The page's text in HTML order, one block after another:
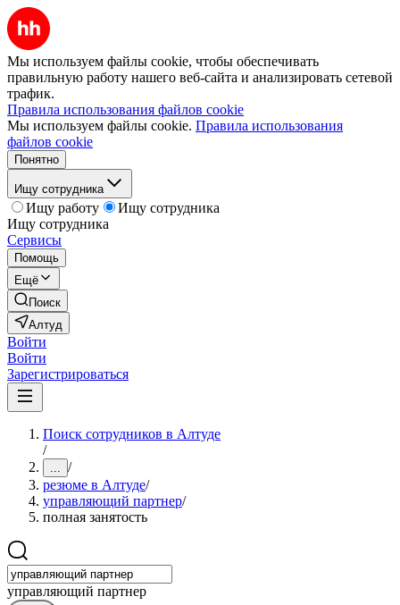
Мы используем файлы cookie, чтобы обеспечивать
правильную работу нашего веб-сайта и анализировать сетевой
трафик.
Правила использования файлов cookie
Мы используем файлы cookie. Правила использования
файлов cookie
Понятно
Ищу сотрудника
Ищу работу
Ищу сотрудника
Ищу сотрудника
Сервисы
Помощь
Ещё
Поиск
Алтуд
Войти
Войти
Зарегистрироваться
Поиск сотрудников в Алтуде
/
... /
резюме в Алтуде/
управляющий партнер/
полная занятость
управляющий партнер